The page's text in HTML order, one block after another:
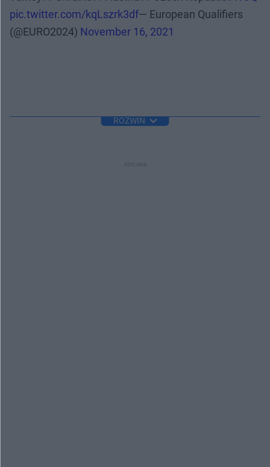
pic.twitter.com/kqLszrk3df— European Qualifiers
(@EURO2024) November 16, 2021
ROZWIŃ